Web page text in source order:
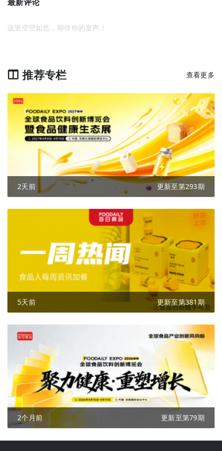
这里空空如也，期待你的发声！
推荐专栏 查看更多
2天前 更新至第293期
5天前 更新至第381期
2个月前 更新至第79期